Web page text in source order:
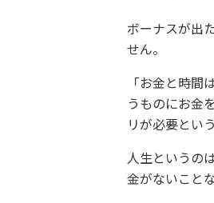
ボーナスが出
せん。
「お金と時
うものにお金
リが必要とい
人生というの
金がないこと